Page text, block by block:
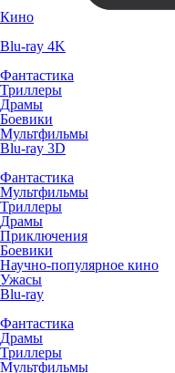
Кино
Blu-ray 4K
Фантастика
Триллеры
Драмы
Боевики
Мультфильмы
Blu-ray 3D
Фантастика
Мультфильмы
Триллеры
Драмы
Приключения
Боевики
Научно-популярное кино
Ужасы
Blu-ray
Фантастика
Драмы
Триллеры
Мультфильмы